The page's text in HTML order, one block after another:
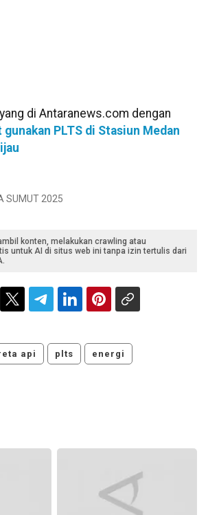
di Antaranews.com dengan
gunakan PLTS di Stasiun Medan
SUMUT 2025
konten, melakukan crawling atau
untuk AI di situs web ini tanpa izin tertulis dari
api plts energi